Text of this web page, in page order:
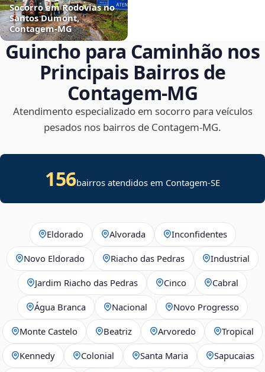
Socorro em Rodovias no
Santos Dumont,
Contagem‑MG
Guincho para Caminhão nos
Principais Bairros de
Contagem‑MG
Atendimento especializado em socorro para veículos
pesados nos bairros de Contagem‑MG.
156bairros atendidos em Contagem-SE
Eldorado Alvorada Inconfidentes
Novo Eldorado Riacho das Pedras Industrial
Jardim Riacho das Pedras Cinco Cabral
Água Branca Nacional Novo Progresso
Monte Castelo Beatriz Arvoredo Tropical
Kennedy Colonial Santa Maria Sapucaias